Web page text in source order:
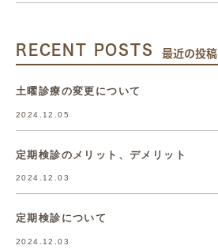
RECENT POSTS 最近の投稿
土曜診療の変更について
2024.12.05
定期検診のメリット、デメリット
2024.12.03
定期検診について
2024.12.03